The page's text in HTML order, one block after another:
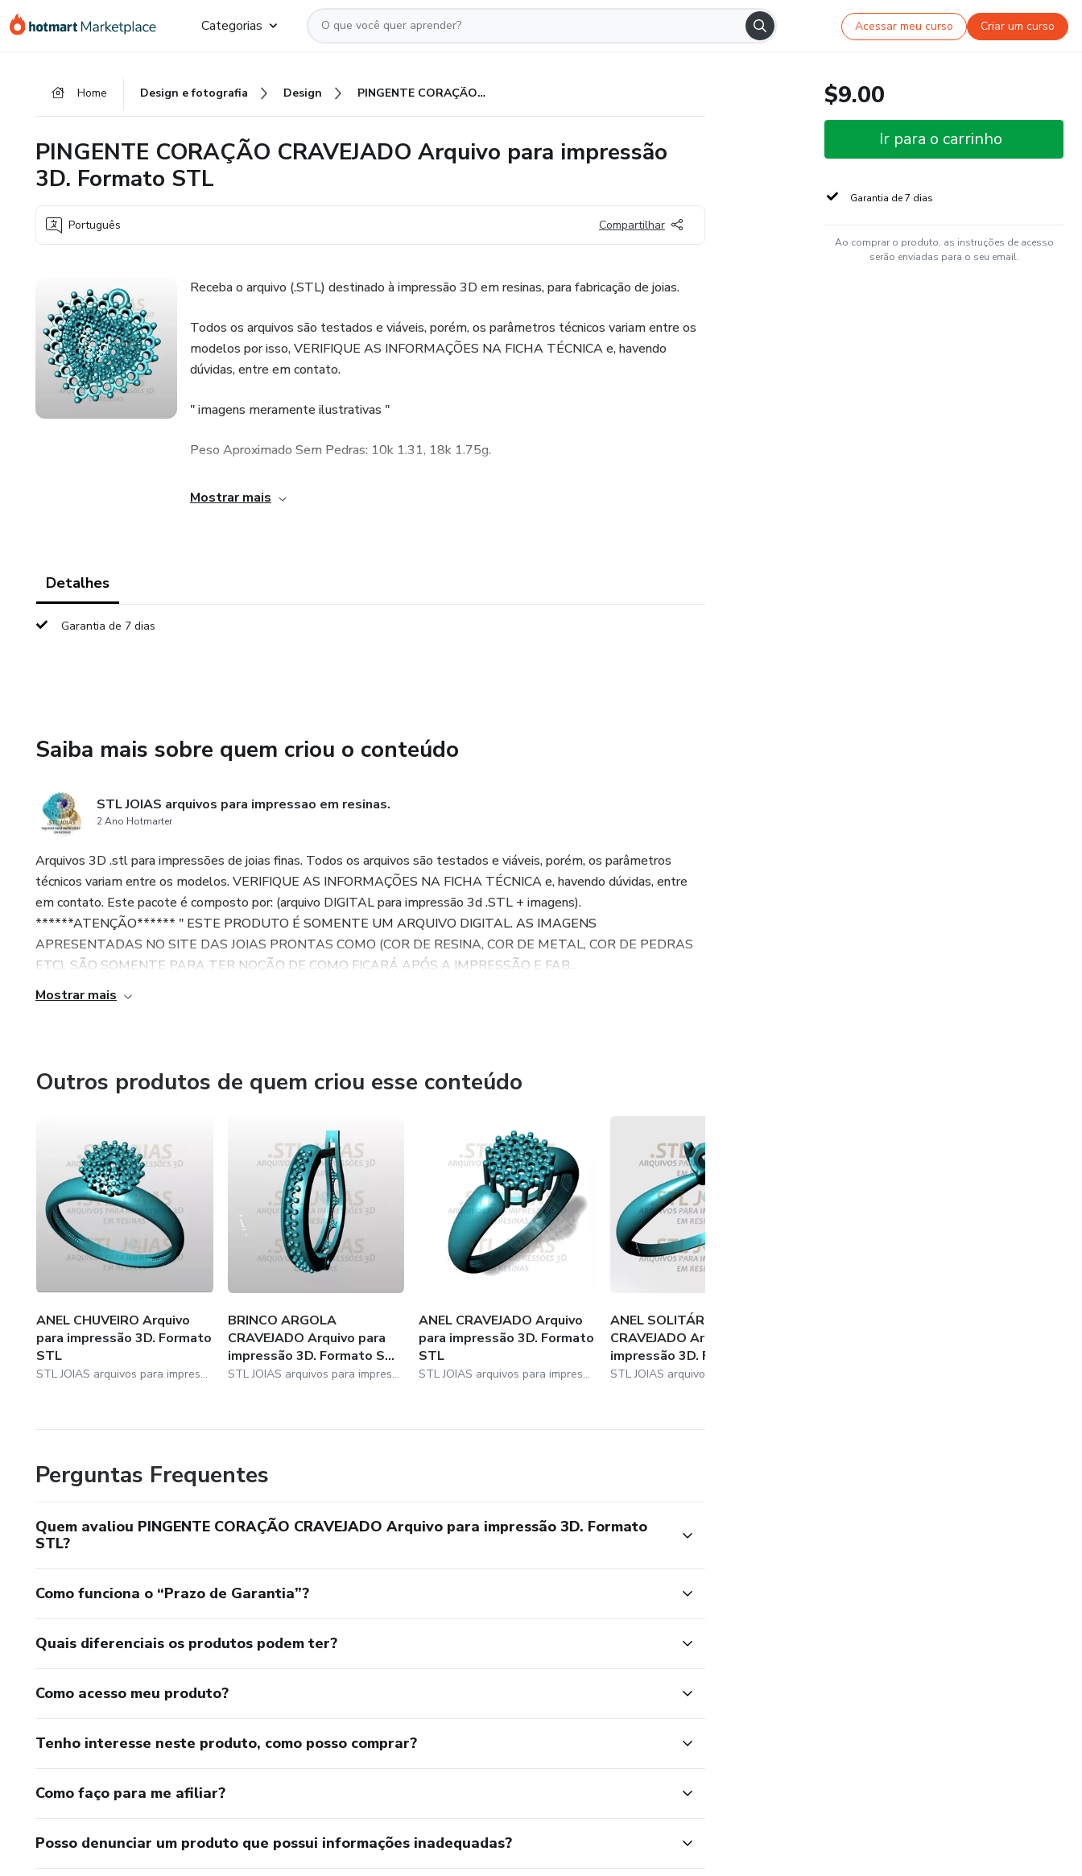
para
para
para
Categorias Acessar meu curso Criar um curso
Home Design e fotografia Design PINGENTE CORAÇÃO CRAVEJADO Arquivo para impressão 3D. Formato STL
PINGENTE CORAÇÃO CRAVEJADO Arquivo para impressão
3D. Formato STL
Português Compartilhar
Receba o arquivo (.STL) destinado à impressão 3D em resinas, para fabricação de joias.
Todos os arquivos são testados e viáveis, porém, os parâmetros técnicos variam entre os
modelos por isso, VERIFIQUE AS INFORMAÇÕES NA FICHA TÉCNICA e, havendo
dúvidas, entre em contato.
" imagens meramente ilustrativas "
Peso Aproximado Sem Pedras: 10k 1.31, 18k 1.75g.
Pedras: 22 1.25mm e 32 1mm.
Este pacote é composto por: (arquivo DIGITAL PINGENTE CORAÇÃO CRAVEJADO para
impressão 3d .STL + imagens).
******ATENÇÃO******
APRESENTADAS NO SITE DAS JOIAS PRONTAS COMO (COR DE RESINA, COR DE
METAL, COR DE PEDRAS ETC). SÃO SOMENTE PARA TER NOÇÃO DE COMO
FICARÁ APÓS A IMPRESSÃO E FABRICAÇÃO.
CABE AO COMPRADOR DO ARQUIVO .STL IMPRIMIR E FUNDIR CONFORME
DESEJADO."
Mostrar mais
Detalhes
Garantia de 7 dias
Saiba mais sobre quem criou o conteúdo
STL JOIAS arquivos para impressao em resinas.
2 Ano Hotmarter
Arquivos 3D .stl para impressões de joias finas. Todos os arquivos são testados e viáveis, porém, os parâmetros
técnicos variam entre os modelos. VERIFIQUE AS INFORMAÇÕES NA FICHA TÉCNICA e, havendo dúvidas, entre
em contato. Este pacote é composto por: (arquivo DIGITAL para impressão 3d .STL + imagens).
******ATENÇÃO****** " ESTE PRODUTO É SOMENTE UM ARQUIVO DIGITAL. AS IMAGENS
APRESENTADAS NO SITE DAS JOIAS PRONTAS COMO (COR DE RESINA, COR DE METAL, COR DE PEDRAS
ETC). SÃO SOMENTE PARA TER NOÇÃO DE COMO FICARÁ APÓS A IMPRESSÃO E FAB...
Mostrar mais
Outros produtos de quem criou esse conteúdo
ANEL CHUVEIRO Arquivo
para impressão 3D. Formato
STL
STL JOIAS arquivos para impressao em resinas.
BRINCO ARGOLA
CRAVEJADO Arquivo para
impressão 3D. Formato S...
STL JOIAS arquivos para impressao em resinas.
ANEL CRAVEJADO Arquivo
para impressão 3D. Formato
STL
STL JOIAS arquivos para impressao em resinas.
ANEL SOLITÁRIO
CRAVEJADO Arquivo para
impressão 3D. Formato...
Perguntas Frequentes
Quem avaliou PINGENTE CORAÇÃO CRAVEJADO Arquivo para impressão 3D. Formato
STL?
Como funciona o “Prazo de Garantia”?
Quais diferenciais os produtos podem ter?
Como acesso meu produto?
Tenho interesse neste produto, como posso comprar?
Como faço para me afiliar?
Posso denunciar um produto que possui informações inadequadas?
$9.00
Ir para o carrinho
Garantia de 7 dias
Ao comprar o produto, as instruções de acesso
serão enviadas para o seu email.